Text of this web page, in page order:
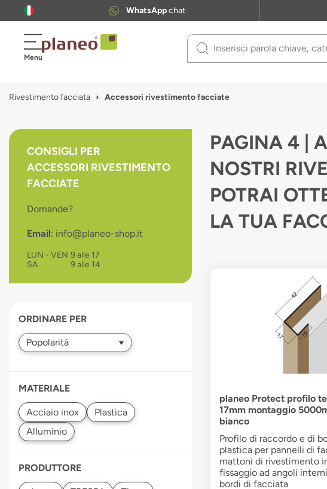
WhatsAppchat
Menu
Use
down
available
Press
selected
Touch
Rivestimento facciata Accessori rivestimento facciate
CONSIGLI PER
ACCESSORI RIVESTIMENTO
FACCIATE
Domande?
Email: info@planeo-shop.it
LUN - VEN 9 alle 17
SA
9 alle 14
ORDINARE PER
MATERIALE
PRODUTTORE
PAGINA 4 |
NOSTRI
POTRAI
LA TUA
planeo Protect profilo
17mm montaggio
bianco
Profilo di raccordo e di
plastica per pannelli di
mattoni di rivestimento
fissaggio ad angoli
bordi di facciata